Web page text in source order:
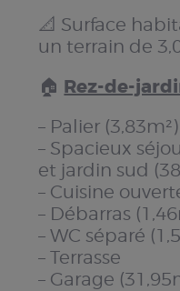
📐 Surface
un terrain de
🏠 Rez-de-
– Palier (3,83m²)
– Spacieux
et jardin sud
– Cuisine
– Débarras
– WC séparé
– Terrasse
– Garage